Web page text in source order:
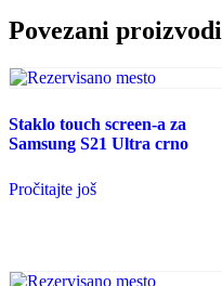
Povezani proizvodi
Staklo touch screen-a za
Samsung S21 Ultra crno
Pročitajte još